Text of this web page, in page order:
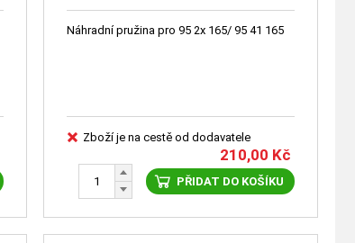
Náhradní pružina pro 95 2x 165/ 95 41 165
Zboží je na cestě od dodavatele
210,00 Kč
PŘIDAT DO KOŠÍKU